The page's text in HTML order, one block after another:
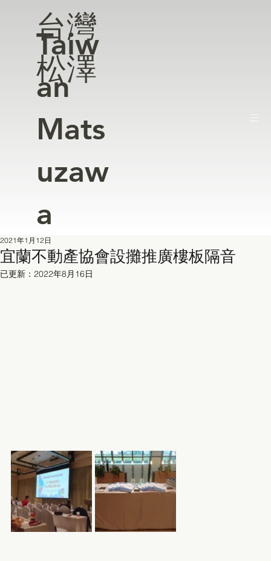
台灣
松澤
Taiw
an
Mats
uzaw
a
宜蘭不動產協會設攤推廣樓板隔音
2021年1月12日
已更新： 2022年8月16日